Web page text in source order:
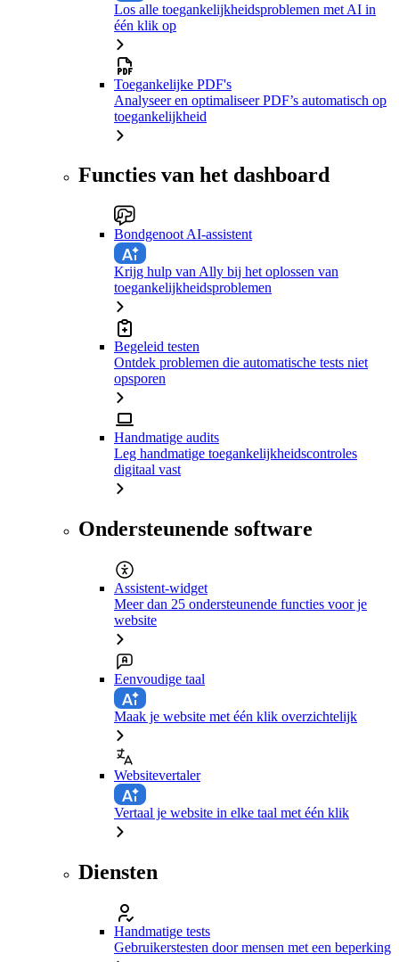
Los alle toegankelijkheidsproblemen met AI in
één klik op
Toegankelijke PDF's
Analyseer en optimaliseer PDF’s automatisch op
toegankelijkheid
Functies van het dashboard
Bondgenoot AI-assistent
Krijg hulp van Ally bij het oplossen van
toegankelijkheidsproblemen
Begeleid testen
Ontdek problemen die automatische tests niet
opsporen
Handmatige audits
Leg handmatige toegankelijkheidscontroles
digitaal vast
Ondersteunende software
Assistent-widget
Meer dan 25 ondersteunende functies voor je
website
Eenvoudige taal
Maak je website met één klik overzichtelijk
Websitevertaler
Vertaal je website in elke taal met één klik
Diensten
Handmatige tests
Gebruikerstesten door mensen met een beperking